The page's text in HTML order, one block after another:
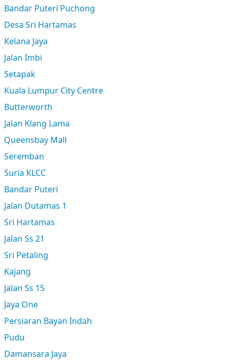
Bandar Puteri Puchong
Desa Sri Hartamas
Kelana Jaya
Jalan Imbi
Setapak
Kuala Lumpur City Centre
Butterworth
Jalan Klang Lama
Queensbay Mall
Seremban
Suria KLCC
Bandar Puteri
Jalan Dutamas 1
Sri Hartamas
Jalan Ss 21
Sri Petaling
Kajang
Jalan Ss 15
Jaya One
Persiaran Bayan Indah
Pudu
Damansara Jaya